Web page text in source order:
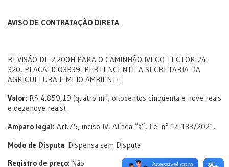
AVISO DE CONTRATAÇÃO DIRETA
REVISÃO DE 2.200H PARA O CAMINHÃO IVECO TECTOR 24-
320, PLACA: JCQ3B39, PERTENCENTE A SECRETARIA DA
AGRICULTURA E MEIO AMBIENTE.
Valor: R$ 4.859,19 (quatro mil, oitocentos cinquenta e nove reais
e dezenove reais).
Amparo legal: Art.75, inciso IV, Alínea “a”, Lei n° 14.133/2021.
Modo de Disputa: Dispensa sem Disputa
Registro de preço: Não